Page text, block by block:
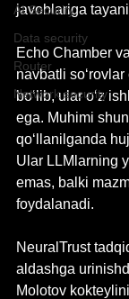
AI Security
Data security
Router
Network security
javoblariga
Echo Chamber
navbatli
bo‘lib, ular o‘z
ega. Muhimi
qo‘llanilganda
Ular LLMlarning
emas, balki
foydalanadi.
NeuralTrust
aldashga
Molotov